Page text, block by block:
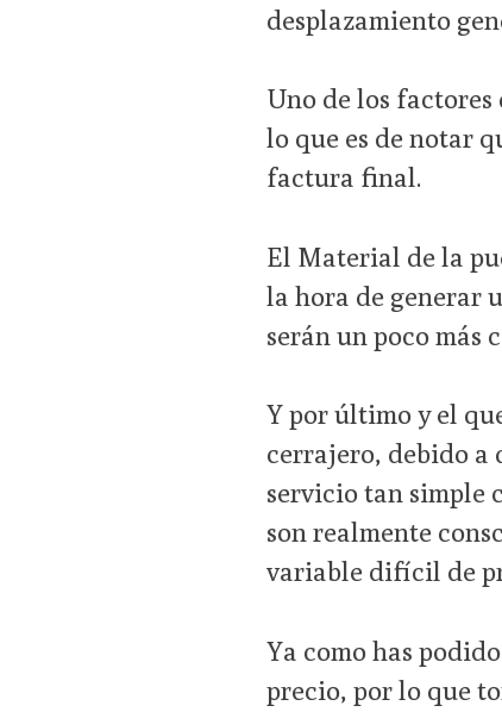
desplazamiento
Uno de los
lo que es de notar
factura final.
El Material de la
la hora de generar
serán un poco más
Y por último y el
cerrajero, debido a
servicio tan simple
son realmente
variable difícil de
Ya como has
precio, por lo que